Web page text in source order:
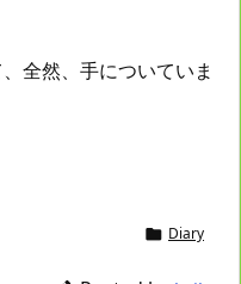
全然、手についていま
 Diary